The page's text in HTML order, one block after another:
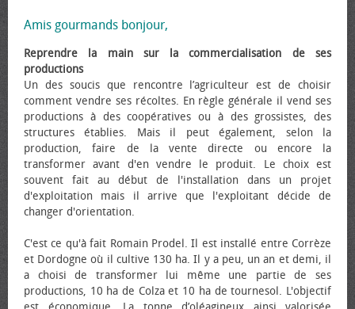
Amis gourmands bonjour,
Reprendre la main sur la commercialisation de ses
productions
Un des soucis que rencontre l’agriculteur est de choisir
comment vendre ses récoltes. En règle générale il vend ses
productions à des coopératives ou à des grossistes, des
structures établies. Mais il peut également, selon la
production, faire de la vente directe ou encore la
transformer avant d'en vendre le produit. Le choix est
souvent fait au début de l'installation dans un projet
d'exploitation mais il arrive que l'exploitant décide de
changer d'orientation.
C'est ce qu'à fait Romain Prodel. Il est installé entre Corrèze
et Dordogne où il cultive 130 ha. Il y a peu, un an et demi, il
a choisi de transformer lui même une partie de ses
productions, 10 ha de Colza et 10 ha de tournesol. L'objectif